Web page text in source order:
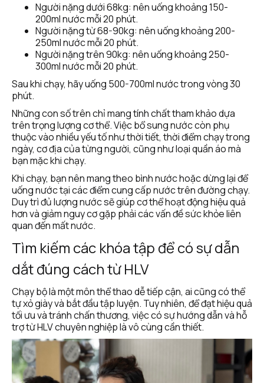
Người nặng dưới 68kg: nên uống khoảng 150-
200ml nước mỗi 20 phút.
Người nặng từ 68-90kg: nên uống khoảng 200-
250ml nước mỗi 20 phút.
Người nặng trên 90kg: nên uống khoảng 250-
300ml nước mỗi 20 phút.
Sau khi chạy, hãy uống 500-700ml nước trong vòng 30
phút.
Những con số trên chỉ mang tính chất tham khảo dựa
trên trọng lượng cơ thể. Việc bổ sung nước còn phụ
thuộc vào nhiều yếu tố như thời tiết, thời điểm chạy trong
ngày, cơ địa của từng người, cũng như loại quần áo mà
bạn mặc khi chạy.
Khi chạy, bạn nên mang theo bình nước hoặc dừng lại để
uống nước tại các điểm cung cấp nước trên đường chạy.
Duy trì đủ lượng nước sẽ giúp cơ thể hoạt động hiệu quả
hơn và giảm nguy cơ gặp phải các vấn đề sức khỏe liên
quan đến mất nước.
Tìm kiếm các khóa tập để có sự dẫn
dắt đúng cách từ HLV
Chạy bộ là một môn thể thao dễ tiếp cận, ai cũng có thể
tự xỏ giày và bắt đầu tập luyện. Tuy nhiên, để đạt hiệu quả
tối ưu và tránh chấn thương, việc có sự hướng dẫn và hỗ
trợ từ HLV chuyên nghiệp là vô cùng cần thiết.